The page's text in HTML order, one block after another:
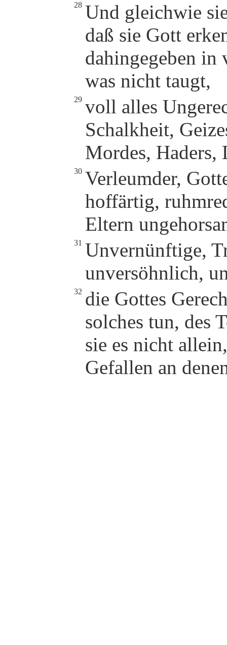
28 Und gleichwie
daß sie Gott
dahingegeben in
was nicht taugt,
29 voll alles
Schalkheit,
Mordes,
30 Verleumder,
hoffärtig,
Eltern
31 Unvernünftige,
unversöhnlich,
32 die Gottes
solches tun, des
sie es nicht
Gefallen an